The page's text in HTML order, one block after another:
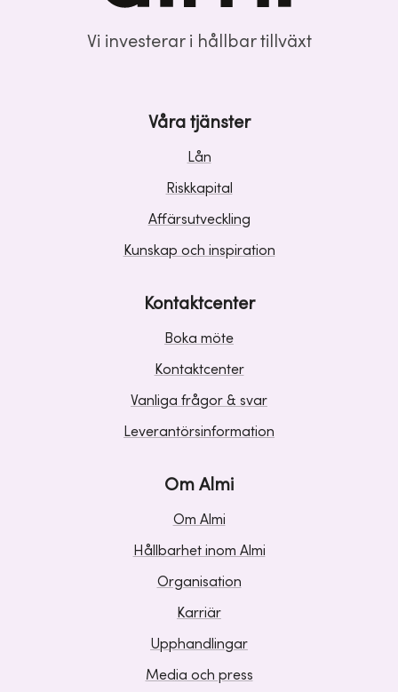
Vi investerar i hållbar tillväxt
Våra tjänster
Lån
Riskkapital
Affärsutveckling
Kunskap och inspiration
Kontaktcenter
Boka möte
Kontaktcenter
Vanliga frågor & svar
Leverantörsinformation
Om Almi
Om Almi
Hållbarhet inom Almi
Organisation
Karriär
Upphandlingar
Media och press